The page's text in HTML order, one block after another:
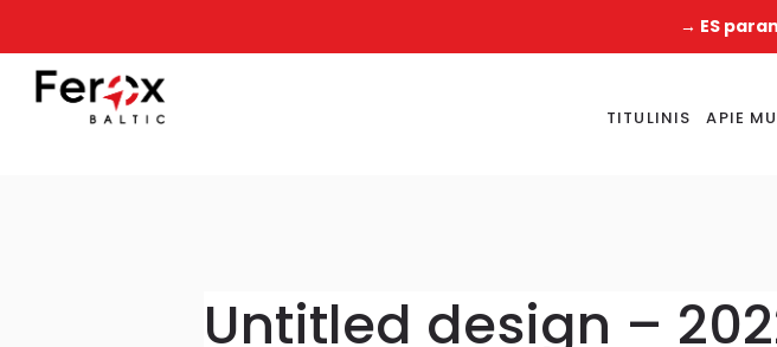
→ ES
TITULINIS APIE
Untitled design –